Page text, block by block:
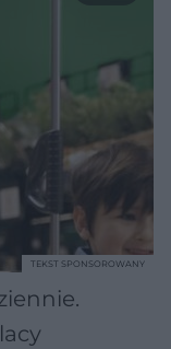
TEKST SPONSOROWANY